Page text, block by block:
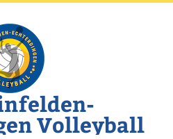
Volleyball